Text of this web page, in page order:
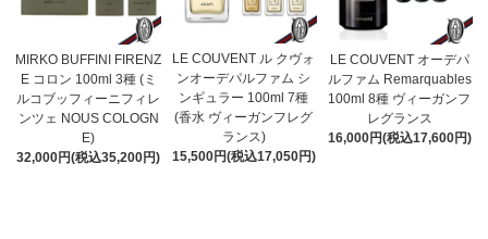
MIRKO BUFFINI FIRENZ
E コロン 100ml 3種 (ミ
ルコブッフィーニフィレ
ンツェ NOUS COLOGN
E)
32,000円(税込35,200円)
LE COUVENT ル クヴォ
ンオーデパルファム シ
ンギュラー 100ml 7種
(香水 ヴィーガンフレグ
ランス)
15,500円(税込17,050円)
LE COUVENT オーデパ
ルファム Remarquables
100ml 8種 ヴィーガンフ
レグランス
16,000円(税込17,600円)